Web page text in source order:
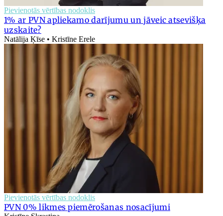
Pievienotās vērtības nodoklis
1% ar PVN apliekamo darījumu un jāveic atsevišķa
uzskaite?
Natālija Ķīse • Kristīne Erele
Pievienotās vērtības nodoklis
PVN 0% likmes piemērošanas nosacījumi